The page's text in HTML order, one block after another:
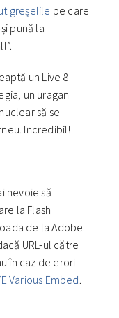
greșelile pe care
pună la
un Live 8
un uragan
să se
Incredibil!
nevoie să
la Flash
de la Adobe.
URL-ul către
în caz de erori
Various Embed.